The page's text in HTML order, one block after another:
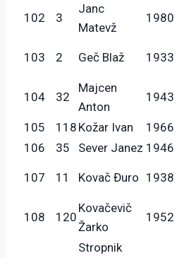
102 3
Janc
Matevž
1980
103 2 Geč Blaž 1933
104 32
Majcen
Anton
1943
105 118 Kožar Ivan 1966
106
35 Sever Janez 1946
107 11 Kovač Đuro 1938
108 120
Kovačevič
Žarko
1952
Stropnik